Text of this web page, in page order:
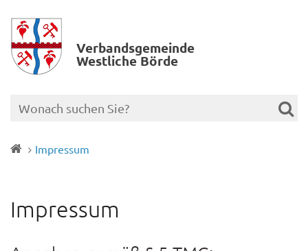
Verbands­gemeinde
Westliche Börde
Impressum
Impressum